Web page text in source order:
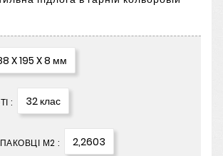
X 195 X 8 мм
: 32 клас
М2 : 2,2603